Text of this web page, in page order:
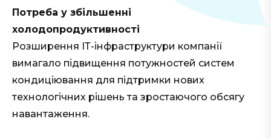
Потреба у збільшенні
холодопродуктивності
Розширення ІТ-інфраструктури компанії
вимагало підвищення потужностей систем
кондиціювання для підтримки нових
технологічних рішень та зростаючого обсягу
навантаження.